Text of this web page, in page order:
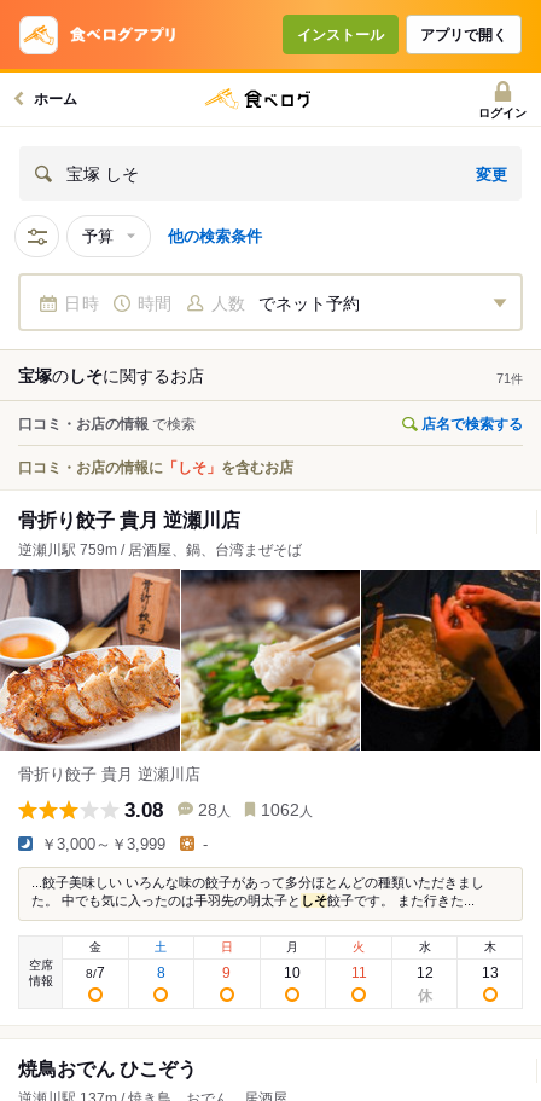
インストール アプリで開く
ホーム
ログイン
宝塚 しそ 変更
予算 他の検索条件
日時 時間 人数 でネット予約
宝塚のしそに関するお店 71 件
口コミ・お店の情報 で検索 店名で検索する
口コミ・お店の情報に 「しそ」 を含むお店
骨折り餃子 貴月 逆瀬川店
逆瀬川駅 759m / 居酒屋、鍋、台湾まぜそば
骨折り餃子 貴月 逆瀬川店
3.08 28 人 1062 人
￥3,000～￥3,999 -
...餃子美味しい いろんな味の餃子があって多分ほとんどの種類いただきまし
た。 中でも気に入ったのは手羽先の明太子と しそ餃子です。 また行きた...
空席
情報
金
8/7
土
8
日
9
月
10
火
11
水
12
木
13
焼鳥おでん ひこぞう